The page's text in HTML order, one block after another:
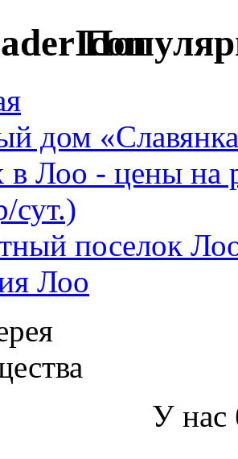
дом
Лоо - цены на
сут.)
поселок
Лоо
У нас